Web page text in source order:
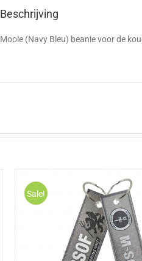
Beschrijving
Mooie (Navy Bleu) beanie voor de
Sale!